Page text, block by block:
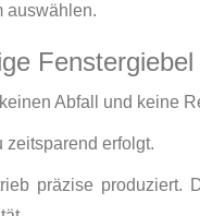
auswählen.
Fenstergiebel
Abfall und keine
erfolgt.
präzise produziert.